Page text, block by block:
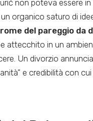
non poteva essere in
organico saturo di
del pareggio da
attecchito in un
Un divorzio
e credibilità con